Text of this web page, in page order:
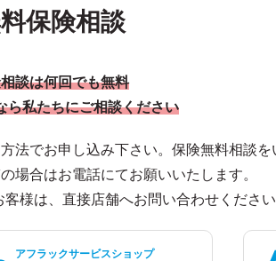
保険相談
談は何回でも無料
ら私たちにご相談ください
法でお申し込み下さい。保険無料相談を
場合はお電話にてお願いいたします。
様は、直接店舗へお問い合わせください
アフラックサービスショップ